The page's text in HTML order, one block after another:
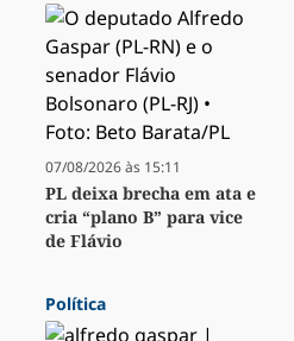
07/08/2026 às 15:11
PL deixa brecha em ata e
cria “plano B” para vice
de Flávio
Política